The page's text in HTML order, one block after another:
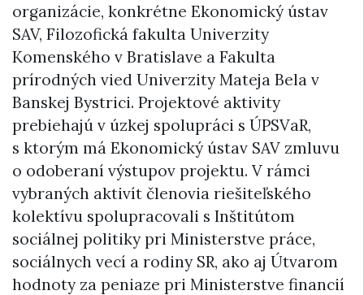
organizácie, konkrétne Ekonomický ústav
SAV, Filozofická fakulta Univerzity
Komenského v Bratislave a Fakulta
prírodných vied Univerzity Mateja Bela v
Banskej Bystrici. Projektové aktivity
prebiehajú v úzkej spolupráci s ÚPSVaR,
s ktorým má Ekonomický ústav SAV zmluvu
o odoberaní výstupov projektu. V rámci
vybraných aktivít členovia riešiteľského
kolektívu spolupracovali s Inštitútom
sociálnej politiky pri Ministerstve práce,
sociálnych vecí a rodiny SR, ako aj Útvarom
hodnoty za peniaze pri Ministerstve financií